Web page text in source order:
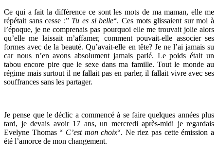
Ce qui a fait la différence ce sont les mots de ma maman, elle me
répétait sans cesse :” Tu es si belle“. Ces mots glissaient sur moi à
l’époque, je ne comprenais pas pourquoi elle me trouvait jolie alors
qu’elle me laissait m’affamer, comment pouvait-elle associer ses
formes avec de la beauté. Qu’avait-elle en tête? Je ne l’ai jamais su
car nous n’en avons absolument jamais parlé. Le poids était un
tabou encore pire que le sexe dans ma famille. Tout le monde au
régime mais surtout il ne fallait pas en parler, il fallait vivre avec ses
souffrances sans les partager.
Je pense que le déclic a commencé à se faire quelques années plus
tard, je devais avoir 17 ans, un mercredi après-midi je regardais
Evelyne Thomas “ C’est mon choix“. Ne riez pas cette émission a
été l’amorce de mon changement.